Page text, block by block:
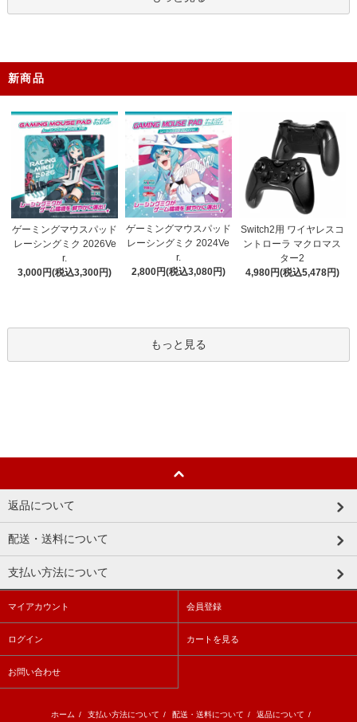
新商品
ゲーミングマウスパッド
レーシングミク 2026Ve
r.
3,000円(税込3,300円)
ゲーミングマウスパッド
レーシングミク 2024Ve
r.
2,800円(税込3,080円)
Switch2用 ワイヤレスコ
ントローラ マクロマス
ター2
4,980円(税込5,478円)
もっと見る
返品について
配送・送料について
支払い方法について
マイアカウント 会員登録
ログイン カートを見る
お問い合わせ
ホーム / 支払い方法について / 配送・送料について / 返品について /